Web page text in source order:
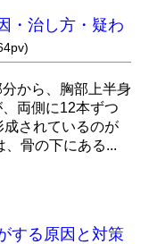
・治し方・疑わ
から、胸部上半身
両側に12本ずつ
されているのが
、骨の下にある...
する原因と対策